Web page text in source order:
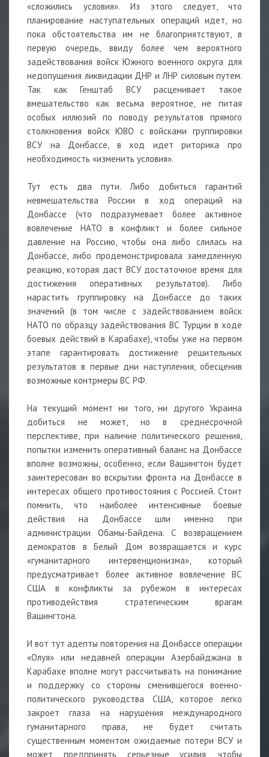
«сложились условия». Из этого следует, что
планирование наступательных операций идет, но
пока обстоятельства им не благоприятствуют, в
первую очередь, ввиду более чем вероятного
задействования войск Южного военного округа для
недопущения ликвидации ДНР и ЛНР силовым путем.
Так как Генштаб ВСУ расценивает такое
вмешательство как весьма вероятное, не питая
особых иллюзий по поводу результатов прямого
столкновения войск ЮВО с войсками группировки
ВСУ на Донбассе, в ход идет риторика про
необходимость «изменить условия».
Тут есть два пути. Либо добиться гарантий
невмешательства России в ход операций на
Донбассе (что подразумевает более активное
вовлечение НАТО в конфликт и более сильное
давление на Россию, чтобы она либо слилась на
Донбассе, либо продемонстрировала замедленную
реакцию, которая даст ВСУ достаточное время для
достижения оперативных результатов). Либо
нарастить группировку на Донбассе до таких
значений (в том числе с задействованием войск
НАТО по образцу задействования ВС Турции в ходе
боевых действий в Карабахе), чтобы уже на первом
этапе гарантировать достижение решительных
результатов в первые дни наступления, обесценив
возможные контрмеры ВС РФ.
На текущий момент ни того, ни другого Украина
добиться не может, но в среднесрочной
перспективе, при наличие политического решения,
попытки изменить оперативный баланс на Донбассе
вполне возможны, особенно, если Вашингтон будет
заинтересован во вскрытии фронта на Донбассе в
интересах общего противостояния с Россией. Стоит
помнить, что наиболее интенсивные боевые
действия на Донбассе шли именно при
администрации Обамы-Байдена. С возвращением
демократов в Белый Дом возвращается и курс
«гуманитарного интервенционизма», который
предусматривает более активное вовлечение ВС
США в конфликты за рубежом в интересах
противодействия стратегическим врагам
Вашингтона.
И вот тут адепты повторения на Донбассе операции
«Олуя» или недавней операции Азербайджана в
Карабахе вполне могут рассчитывать на понимание
и поддержку со стороны сменившегося военно-
политического руководства США, которое легко
закроет глаза на нарушения международного
гуманитарного права, не будет считать
существенным моментом ожидаемые потери ВСУ и
может предпринять серьезные усилия, чтобы